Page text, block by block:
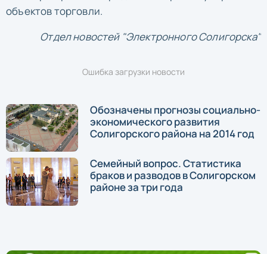
объектов торговли.
Отдел новостей "Электронного Солигорска"
Ошибка загрузки новости
Обозначены прогнозы социально-
экономического развития
Солигорского района на 2014 год
Семейный вопрос. Статистика
браков и разводов в Солигорском
районе за три года